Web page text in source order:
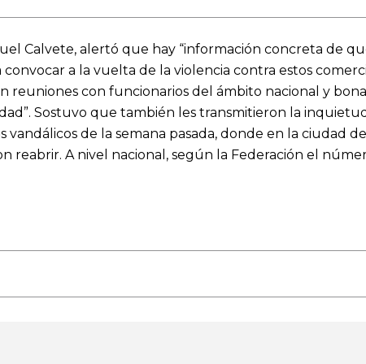
Calvete, alertó que hay “información concreta de
a la vuelta de la violencia contra estos
reuniones con funcionarios del ámbito nacional y
Sostuvo que también les transmitieron la
vandálicos de la semana pasada, donde en la ciudad
reabrir. A nivel nacional, según la Federación el